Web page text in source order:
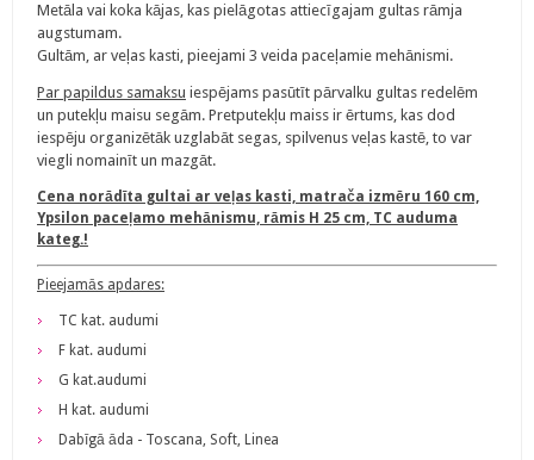
Metāla vai koka kājas, kas pielāgotas attiecīgajam gultas rāmja
augstumam.
Gultām, ar veļas kasti, pieejami 3 veida paceļamie mehānismi.
Par papildus samaksu iespējams pasūtīt pārvalku gultas redelēm
un putekļu maisu segām. Pretputekļu maiss ir ērtums, kas dod
iespēju organizētāk uzglabāt segas, spilvenus veļas kastē, to var
viegli nomainīt un mazgāt.
Cena norādīta gultai ar veļas kasti, matrača izmēru 160 cm,
Ypsilon paceļamo mehānismu, rāmis H 25 cm, TC auduma
kateg.!
Pieejamās apdares:
TC kat. audumi
F kat. audumi
G kat.audumi
H kat. audumi
Dabīgā āda - Toscana, Soft, Linea